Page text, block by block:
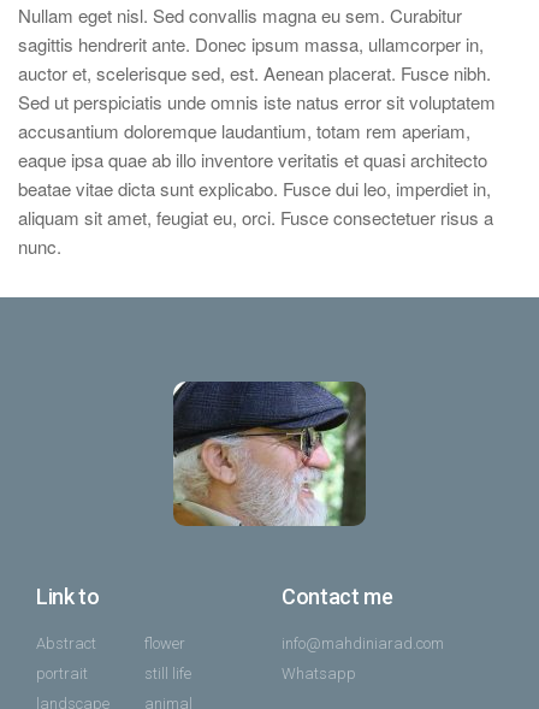
Nullam eget nisl. Sed convallis magna eu sem. Curabitur
sagittis hendrerit ante. Donec ipsum massa, ullamcorper in,
auctor et, scelerisque sed, est. Aenean placerat. Fusce nibh.
Sed ut perspiciatis unde omnis iste natus error sit voluptatem
accusantium doloremque laudantium, totam rem aperiam,
eaque ipsa quae ab illo inventore veritatis et quasi architecto
beatae vitae dicta sunt explicabo. Fusce dui leo, imperdiet in,
aliquam sit amet, feugiat eu, orci. Fusce consectetuer risus a
nunc.
Link to
Abstract
portrait
landscape
flower
still life
animal
Contact me
info@mahdiniarad.com
Whatsapp